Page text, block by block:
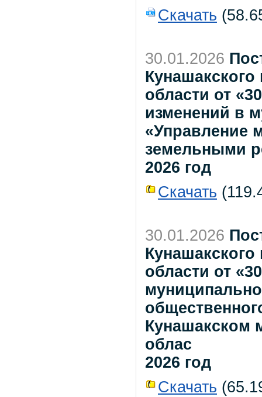
Скачать
30.01.2026
области от
изменений в
«Управление
земельными
2026 год
Скачать
30.01.2026
области от
Кунашакском
облас
2026 год
Скачать